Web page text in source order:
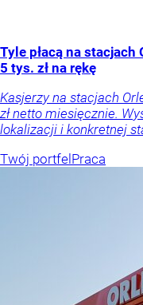
Tyle płacą na
5 tys. zł na rękę
Kasjerzy na stacjach
zł netto miesięcznie.
lokalizacji i konkretnej
Twój portfelPraca